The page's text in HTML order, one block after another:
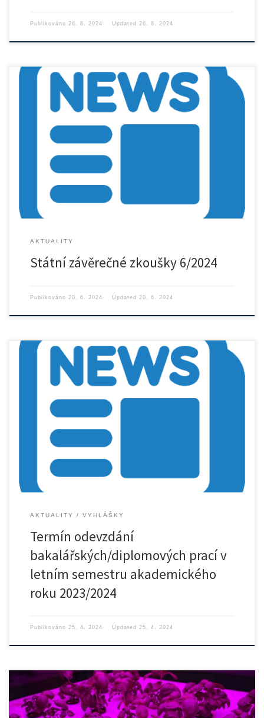
Publikováno 26. 8. 2024 Updated 26. 8. 2024
AKTUALITY
Státní závěrečné zkoušky 6/2024
Publikováno 20. 6. 2024 Updated 20. 6. 2024
Pro letní semestr akademického roku 2023/2024 ustanovuji tyto
AKTUALITY VYHLÁŠKY
Termín odevzdání
bakalářských/diplomových prací v
letním semestru akademického
roku 2023/2024
Publikováno 25. 4. 2024 Updated 25. 4. 2024